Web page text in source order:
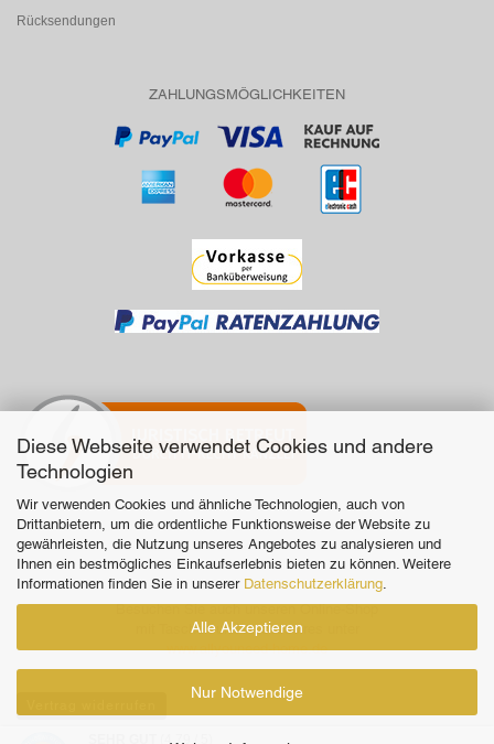
Diese Webseite verwendet Cookies und andere
Technologien
Wir verwenden Cookies und ähnliche Technologien, auch von
Drittanbietern, um die ordentliche Funktionsweise der Website zu
gewährleisten, die Nutzung unseres Angebotes zu analysieren und
Ihnen ein bestmögliches Einkaufserlebnis bieten zu können. Weitere
Informationen finden Sie in unserer Datenschutzerklärung
Alle Akzeptieren
Nur Notwendige
Rücksendungen
ZAHLUNGSMÖGLICHKEITEN
Besuchen Sie auch unseren Online-Shop
mit Taschen und Accessoires unter
www.allyouneed-home.de
(4.79 / 5)